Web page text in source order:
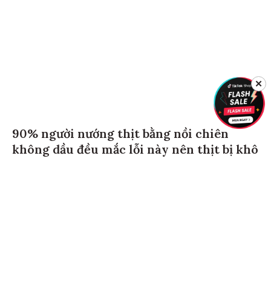
90% người nướng thịt bằng nồi chiên
không dầu đều mắc lỗi này nên thịt bị khô
✕